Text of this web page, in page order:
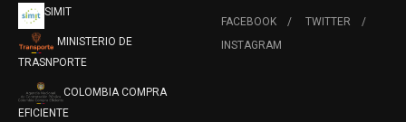
SIMIT
MINISTERIO DE
TRASNPORTE
COLOMBIA COMPRA
EFICIENTE
FACEBOOK
TWITTER
INSTAGRAM